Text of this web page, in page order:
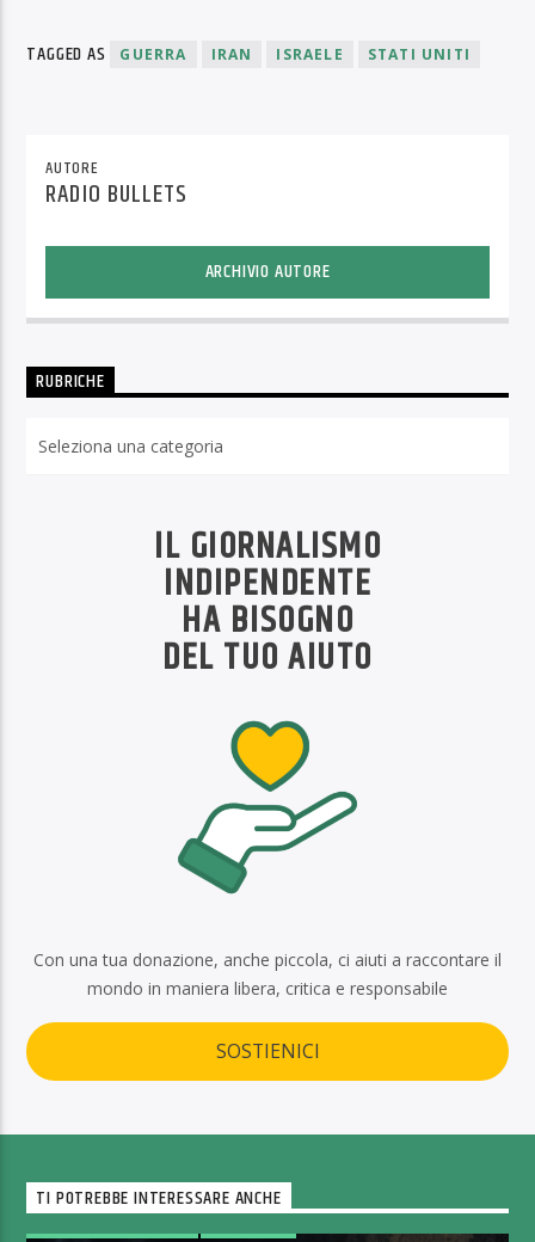
TAGGED AS GUERRA IRAN ISRAELE STATI UNITI
AUTORE
RADIO BULLETS
ARCHIVIO AUTORE
RUBRICHE
IL GIORNALISMO
INDIPENDENTE
HA BISOGNO
DEL TUO AIUTO
Con una tua donazione, anche piccola, ci aiuti a raccontare il
mondo in maniera libera, critica e responsabile
SOSTIENICI
TI POTREBBE INTERESSARE ANCHE